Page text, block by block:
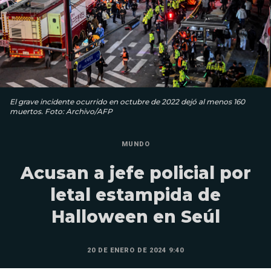
El grave incidente ocurrido en octubre de 2022 dejó al menos 160
muertos. Foto: Archivo/AFP
MUNDO
Acusan a jefe policial por
letal estampida de
Halloween en Seúl
20 DE ENERO DE 2024 9:40